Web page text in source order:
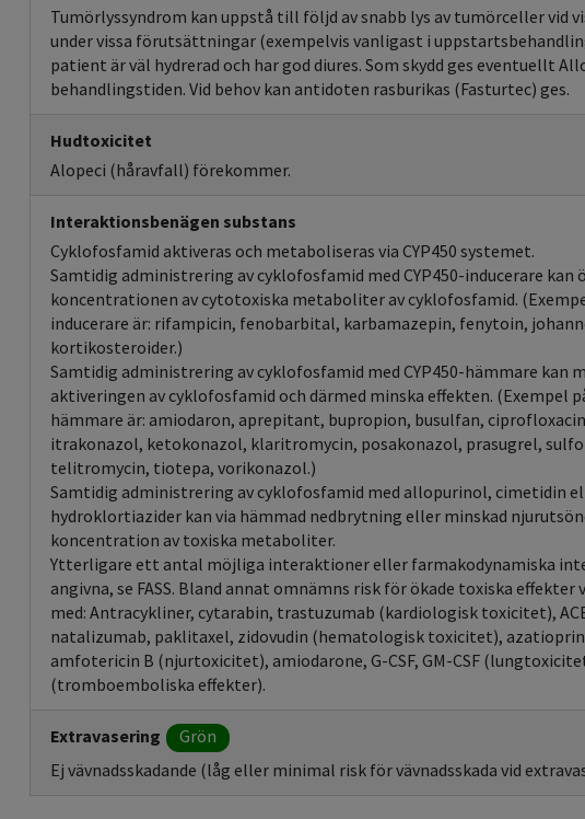
Tumörlyssyndrom kan uppstå till följd av snabb lys av tumörceller vid
under vissa förutsättningar (exempelvis vanligast i
patient är väl hydrerad och har god diures. Som skydd ges eventuellt
behandlingstiden. Vid behov kan antidoten rasburikas (Fasturtec) ges.
Hudtoxicitet
Alopeci (håravfall) förekommer.
Interaktionsbenägen substans
Cyklofosfamid aktiveras och metaboliseras via CYP450 systemet.
Samtidig administrering av cyklofosfamid med CYP450-inducerare kan
koncentrationen av cytotoxiska metaboliter av cyklofosfamid.
inducerare är: rifampicin, fenobarbital, karbamazepin, fenytoin,
kortikosteroider.)
Samtidig administrering av cyklofosfamid med CYP450-hämmare kan
aktiveringen av cyklofosfamid och därmed minska effekten. (Exempel
hämmare är: amiodaron, aprepitant, bupropion, busulfan,
itrakonazol, ketokonazol, klaritromycin, posakonazol, prasugrel,
telitromycin, tiotepa, vorikonazol.)
Samtidig administrering av cyklofosfamid med allopurinol, cimetidin
hydroklortiazider kan via hämmad nedbrytning eller minskad
koncentration av toxiska metaboliter.
Ytterligare ett antal möjliga interaktioner eller farmakodynamiska
angivna, se FASS. Bland annat omnämns risk för ökade toxiska
med: Antracykliner, cytarabin, trastuzumab (kardiologisk toxicitet),
natalizumab, paklitaxel, zidovudin (hematologisk toxicitet),
amfotericin B (njurtoxicitet), amiodarone, G-CSF, GM-CSF
(tromboemboliska effekter).
Extravasering
Grön
Ej vävnadsskadande (låg eller minimal risk för vävnadsskada vid